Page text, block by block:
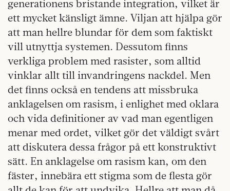
generationens bristande integration, vilket är
ett mycket känsligt ämne. Viljan att hjälpa gör
att man hellre blundar för dem som faktiskt
vill utnyttja systemen. Dessutom finns
verkliga problem med rasister, som alltid
vinklar allt till invandringens nackdel. Men
det finns också en tendens att missbruka
anklagelsen om rasism, i enlighet med oklara
och vida definitioner av vad man egentligen
menar med ordet, vilket gör det väldigt svårt
att diskutera dessa frågor på ett konstruktivt
sätt. En anklagelse om rasism kan, om den
fäster, innebära ett stigma som de flesta gör